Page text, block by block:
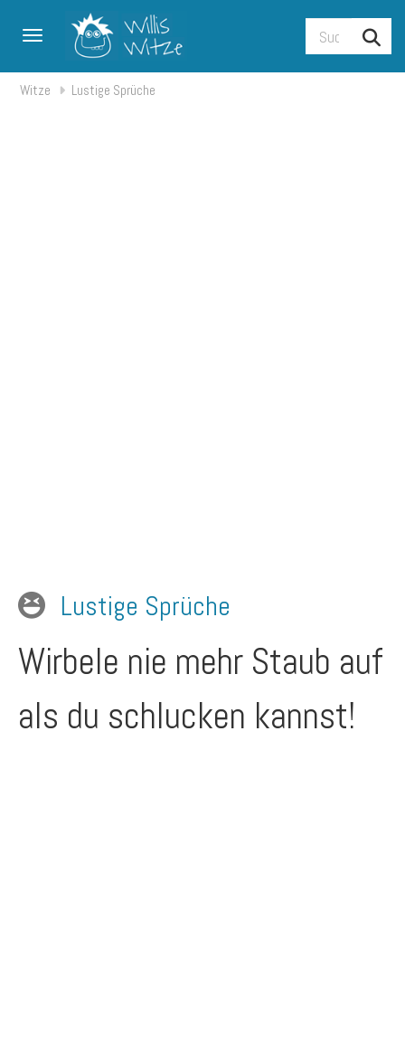
Toggle navigation
Witze Lustige Sprüche
Lustige Sprüche
Wirbele nie mehr Staub auf
als du schlucken kannst!